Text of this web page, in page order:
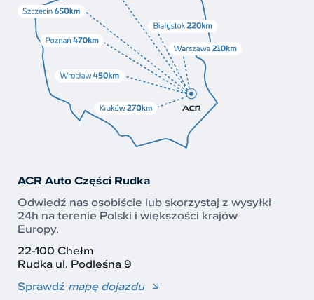
ACR Auto Części Rudka
Odwiedź nas osobiście lub skorzystaj z wysyłki
24h na terenie Polski i większości krajów
Europy.
22-100 Chełm
Rudka ul. Podleśna 9
Sprawdź mapę dojazdu